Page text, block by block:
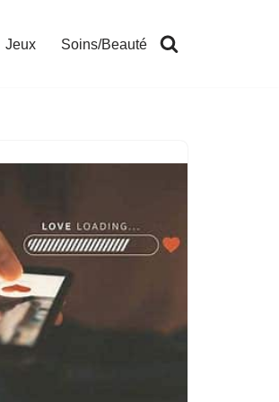
Jeux Soins/Beauté